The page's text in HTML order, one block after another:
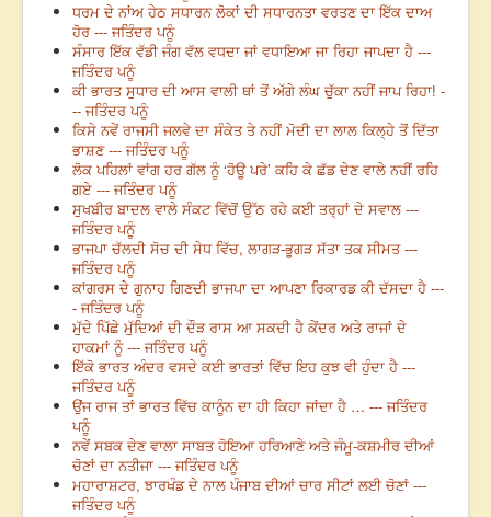
ਧਰਮ ਦੇ ਨਾਂਅ ਹੇਠ ਸਧਾਰਨ ਲੋਕਾਂ ਦੀ ਸਧਾਰਨਤਾ ਵਰਤਣ ਦਾ ਇੱਕ ਦਾਅ
ਹੋਰ --- ਜਤਿੰਦਰ ਪਨੂੰ
ਸੰਸਾਰ ਇੱਕ ਵੱਡੀ ਜੰਗ ਵੱਲ ਵਧਦਾ ਜਾਂ ਵਧਾਇਆ ਜਾ ਰਿਹਾ ਜਾਪਦਾ ਹੈ ---
ਜਤਿੰਦਰ ਪਨੂੰ
ਕੀ ਭਾਰਤ ਸੁਧਾਰ ਦੀ ਆਸ ਵਾਲੀ ਥਾਂ ਤੋਂ ਅੱਗੇ ਲੰਘ ਚੁੱਕਾ ਨਹੀਂ ਜਾਪ ਰਿਹਾ! -
-- ਜਤਿੰਦਰ ਪਨੂੰ
ਕਿਸੇ ਨਵੇਂ ਰਾਜਸੀ ਜਲਵੇ ਦਾ ਸੰਕੇਤ ਤੇ ਨਹੀਂ ਮੋਦੀ ਦਾ ਲਾਲ ਕਿਲ੍ਹੇ ਤੋਂ ਦਿੱਤਾ
ਭਾਸ਼ਣ --- ਜਤਿੰਦਰ ਪਨੂੰ
ਲੋਕ ਪਹਿਲਾਂ ਵਾਂਗ ਹਰ ਗੱਲ ਨੂੰ ‘ਹੋਊ ਪਰੇ’ ਕਹਿ ਕੇ ਛੱਡ ਦੇਣ ਵਾਲੇ ਨਹੀਂ ਰਹਿ
ਗਏ --- ਜਤਿੰਦਰ ਪਨੂੰ
ਸੁਖਬੀਰ ਬਾਦਲ ਵਾਲੇ ਸੰਕਟ ਵਿੱਚੋਂ ਉੱਠ ਰਹੇ ਕਈ ਤਰ੍ਹਾਂ ਦੇ ਸਵਾਲ ---
ਜਤਿੰਦਰ ਪਨੂੰ
ਭਾਜਪਾ ਚੱਲਦੀ ਸੋਚ ਦੀ ਸੇਧ ਵਿੱਚ, ਲਾਗੜ-ਭੂਗੜ ਸੱਤਾ ਤਕ ਸੀਮਤ ---
ਜਤਿੰਦਰ ਪਨੂੰ
ਕਾਂਗਰਸ ਦੇ ਗੁਨਾਹ ਗਿਣਦੀ ਭਾਜਪਾ ਦਾ ਆਪਣਾ ਰਿਕਾਰਡ ਕੀ ਦੱਸਦਾ ਹੈ ---
- ਜਤਿੰਦਰ ਪਨੂੰ
ਮੁੱਦੇ ਪਿੱਛੇ ਮੁੱਦਿਆਂ ਦੀ ਦੌੜ ਰਾਸ ਆ ਸਕਦੀ ਹੈ ਕੇਂਦਰ ਅਤੇ ਰਾਜਾਂ ਦੇ
ਹਾਕਮਾਂ ਨੂੰ --- ਜਤਿੰਦਰ ਪਨੂੰ
ਇੱਕੋ ਭਾਰਤ ਅੰਦਰ ਵਸਦੇ ਕਈ ਭਾਰਤਾਂ ਵਿੱਚ ਇਹ ਕੁਝ ਵੀ ਹੁੰਦਾ ਹੈ ---
ਜਤਿੰਦਰ ਪਨੂੰ
ਉਂਜ ਰਾਜ ਤਾਂ ਭਾਰਤ ਵਿੱਚ ਕਾਨੂੰਨ ਦਾ ਹੀ ਕਿਹਾ ਜਾਂਦਾ ਹੈ … --- ਜਤਿੰਦਰ
ਪਨੂੰ
ਨਵੇਂ ਸਬਕ ਦੇਣ ਵਾਲਾ ਸਾਬਤ ਹੋਇਆ ਹਰਿਆਣੇ ਅਤੇ ਜੰਮੂ-ਕਸ਼ਮੀਰ ਦੀਆਂ
ਚੋਣਾਂ ਦਾ ਨਤੀਜਾ --- ਜਤਿੰਦਰ ਪਨੂੰ
ਮਹਾਰਾਸ਼ਟਰ, ਝਾਰਖੰਡ ਦੇ ਨਾਲ ਪੰਜਾਬ ਦੀਆਂ ਚਾਰ ਸੀਟਾਂ ਲਈ ਚੋਣਾਂ ---
ਜਤਿੰਦਰ ਪਨੂੰ